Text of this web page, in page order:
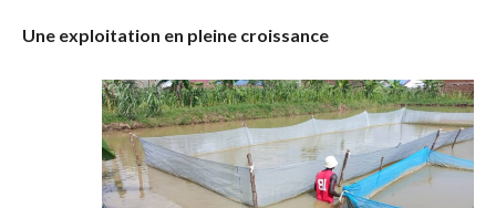
Une exploitation en pleine croissance